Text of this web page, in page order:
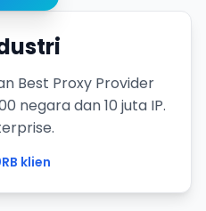
Best Proxy Provider
negara dan 10 juta IP.
klien